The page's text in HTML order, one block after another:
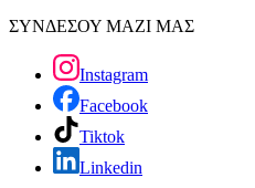
ΣΥΝΔΕΣΟΥ ΜΑΖΙ ΜΑΣ
Instagram
Facebook
Tiktok
Linkedin